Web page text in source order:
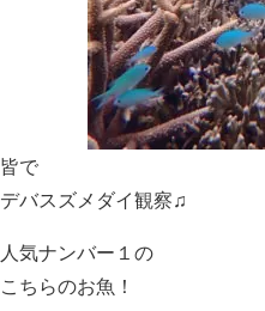
皆で
デバスズメダイ観察♫
人気ナンバー１の
こちらのお魚！